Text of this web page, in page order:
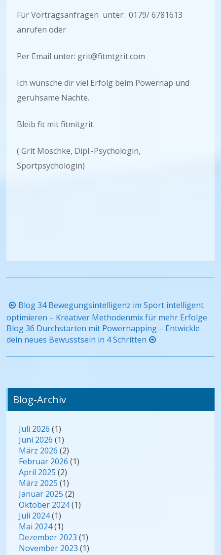
Für Vortragsanfragen unter: 0179/ 6781613
anrufen oder
Per Email unter: grit@fitmtgrit.com
Ich wünsche dir viel Erfolg beim Powernap und
geruhsame Nächte.
Bleib fit mit fitmitgrit.
( Grit Moschke, Dipl.-Psychologin,
Sportpsychologin)
Beitragsnavigation
Blog 34 Bewegungsintelligenz im Sport intelligent
optimieren – Kreativer Methodenmix für mehr Erfolge
Blog 36 Durchstarten mit Powernapping – Entwickle
dein neues Bewusstsein in 4 Schritten
Blog-Archiv
Juli 2026 (1)
Juni 2026 (1)
März 2026 (2)
Februar 2026 (1)
April 2025 (2)
März 2025 (1)
Januar 2025 (2)
Oktober 2024(1)
Juli 2024(1)
Mai 2024(1)
Dezember 2023 (1)
November 2023 (1)